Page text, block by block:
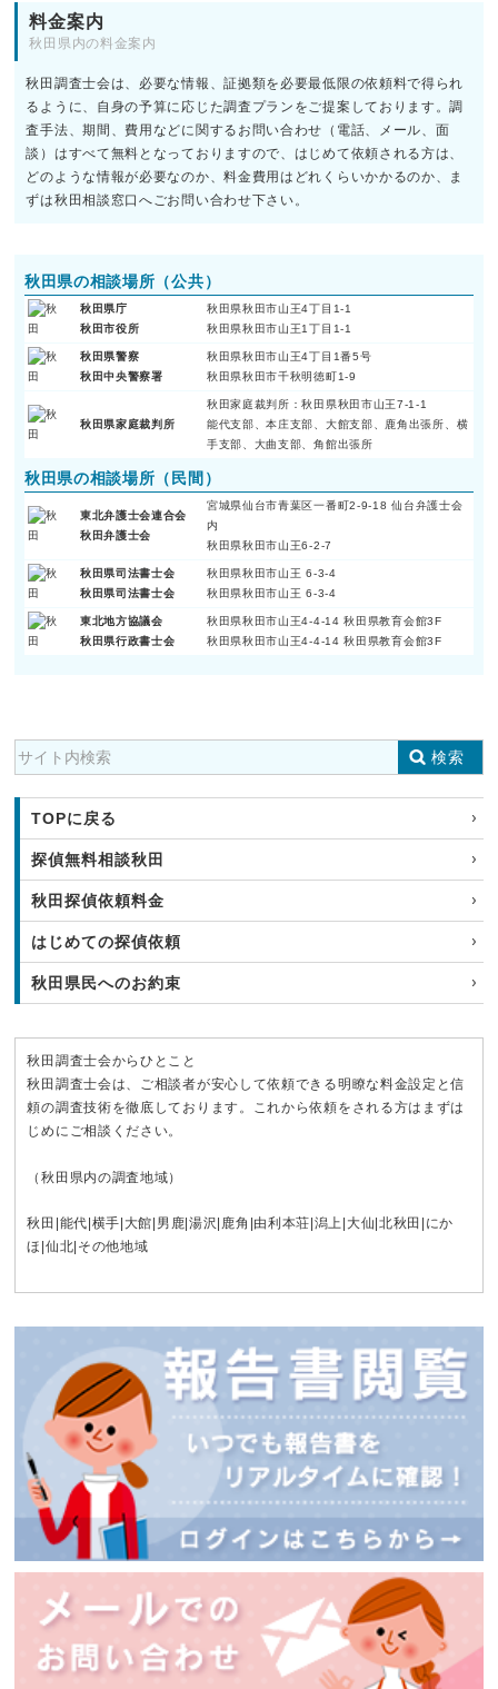
料金案内
秋田県内の料金案内
秋田調査士会は、必要な情報、証拠類を必要最低限の依頼料で得られ
るように、自身の予算に応じた調査プランをご提案しております。調
査手法、期間、費用などに関するお問い合わせ（電話、メール、面
談）はすべて無料となっておりますので、はじめて依頼される方は、
どのような情報が必要なのか、料金費用はどれくらいかかるのか、ま
ずは秋田相談窓口へごお問い合わせ下さい。
秋田県の相談場所（公共）
秋田県庁
秋田市役所
秋田県秋田市山王4丁目1-1
秋田県秋田市山王1丁目1-1
秋田県警察
秋田中央警察署
秋田県秋田市山王4丁目1番5号
秋田県秋田市千秋明徳町1-9
秋田県家庭裁判所
秋田家庭裁判所：秋田県秋田市山王7-1-1
能代支部、本庄支部、大館支部、鹿角出張所、横
手支部、大曲支部、角館出張所
秋田県の相談場所（民間）
東北弁護士会連合会
秋田弁護士会
宮城県仙台市青葉区一番町2-9-18 仙台弁護士会
内
秋田県秋田市山王6-2-7
秋田県司法書士会
秋田県司法書士会
秋田県秋田市山王 6-3-4
秋田県秋田市山王 6-3-4
東北地方協議会
秋田県行政書士会
秋田県秋田市山王4-4-14 秋田県教育会館3F
秋田県秋田市山王4-4-14 秋田県教育会館3F
検索
TOPに戻る
探偵無料相談秋田
秋田探偵依頼料金
はじめての探偵依頼
秋田県民へのお約束
秋田調査士会からひとこと
秋田調査士会は、ご相談者が安心して依頼できる明瞭な料金設定と信
頼の調査技術を徹底しております。これから依頼をされる方はまずは
じめにご相談ください。
（秋田県内の調査地域）
秋田 能代 横手 大館 男鹿 湯沢 鹿角 由利本荘 潟上 大仙 北秋田 にか
ほ 仙北 |その他地域